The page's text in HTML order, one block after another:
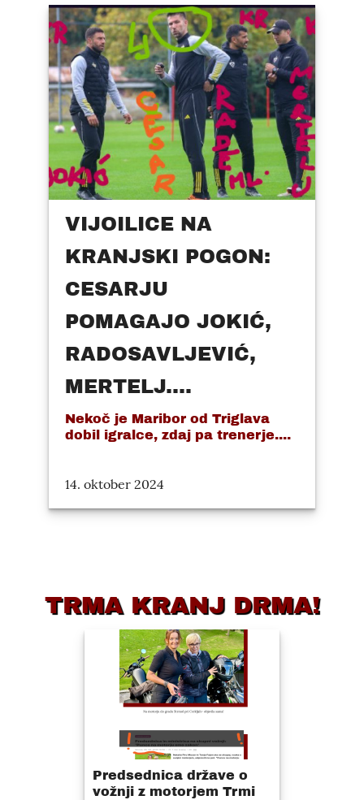
VIJOILICE NA
KRANJSKI POGON:
CESARJU
POMAGAJO JOKIĆ,
RADOSAVLJEVIĆ,
MERTELJ....
Nekoč je Maribor od Triglava
dobil igralce, zdaj pa trenerje....
14. oktober 2024
TRMA KRANJ DRMA!
Predsednica države o
vožnji z motorjem Trmi